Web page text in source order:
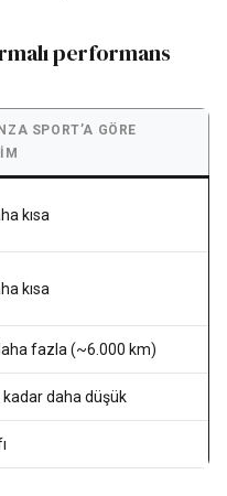
performans
SPORT’A GÖRE
kısa
kısa
fazla (~6.000 km)
kadar daha düşük